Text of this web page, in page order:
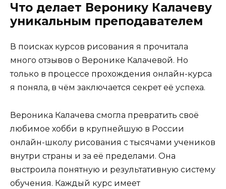
Что делает Веронику Калачеву
уникальным преподавателем
В поисках курсов рисования я прочитала
много отзывов о Веронике Калачевой. Но
только в процессе прохождения онлайн-курса
я поняла, в чём заключается секрет её успеха.
Вероника Калачева смогла превратить своё
любимое хобби в крупнейшую в России
онлайн-школу рисования с тысячами учеников
внутри страны и за её пределами. Она
выстроила понятную и результативную систему
обучения. Каждый курс имеет